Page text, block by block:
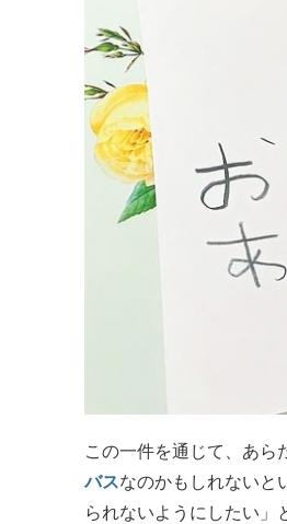
この一件を通じて、あら
バスなのかもしれないと
られないようにしたい」